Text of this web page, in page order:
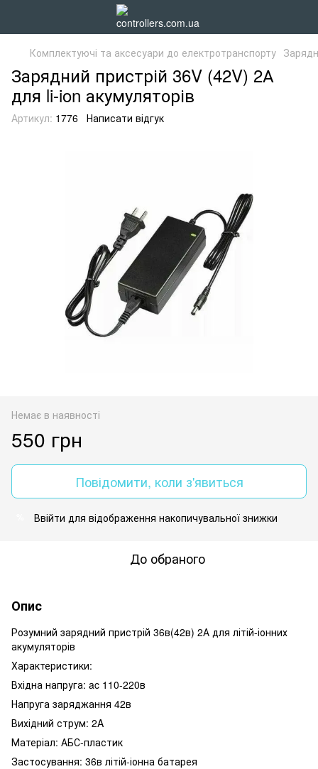
Комплектуючі та аксесуари до електротранспорту
Зарядний пристрій 36V (42V) 2А
для li-ion акумуляторів
Артикул: 1776 Написати відгук
Немає в наявності
550 грн
Повідомити, коли з'явиться
Ввійти для відображення накопичувальної знижки
До обраного
Опис
Розумний зарядний пристрій 36в(42в) 2А для літій-іонних
акумуляторів
Характеристики:
Вхідна напруга: ac 110-220в
Напруга заряджання 42в
Вихідний струм: 2A
Матеріал: АБС-пластик
Застосування: 36в літій-іонна батарея